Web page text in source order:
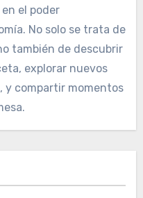
el poder
No solo se trata de
también de descubrir
explorar nuevos
y compartir momentos